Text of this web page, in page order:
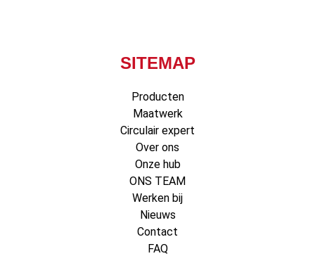
SITEMAP
Producten
Maatwerk
Circulair expert
Over ons
Onze hub
ONS TEAM
Werken bij
Nieuws
Contact
FAQ